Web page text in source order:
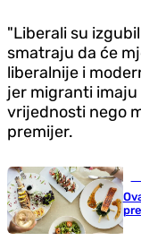
"Liberali su
smatraju da će
liberalnije i
jer migranti
vrijednosti nego
premijer.